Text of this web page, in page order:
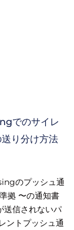
でのサイレ
り分け方法
のプッシュ通
拠 〜の通知書
送信されないパ
ントプッシュ通